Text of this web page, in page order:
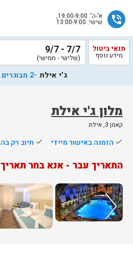
phone_in_talk א'-ה': 19:00-9:00,
שישי: 13:00-9:00
מלון ג'י אילת
קאמן 3, אילת
תנאי ביטול
מידע נוסף 7/7 - 9/7
(שלישי - חמישי)
ג'י אילת -2 מבוגרים ל 2 לילות
done הזמנה באישור מיידי done חיוב רק
התאריך עבר - אנא בחר
שלח
הוטלס
אליך
בשעות
הפעילות